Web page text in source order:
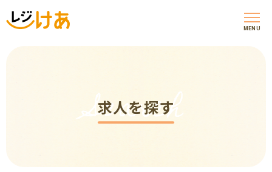
MENU
求人を探す
Search